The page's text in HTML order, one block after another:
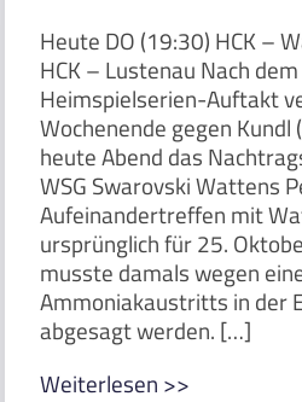
Heute DO (19:30) HCK –
HCK – Lustenau Nach
Heimspielserien-Auftakt
Wochenende gegen Kundl
heute Abend das
WSG Swarovski Wattens
Aufeinandertreffen mit
ursprünglich für 25.
musste damals wegen
Ammoniakaustritts in der
abgesagt werden. […]
Weiterlesen >>